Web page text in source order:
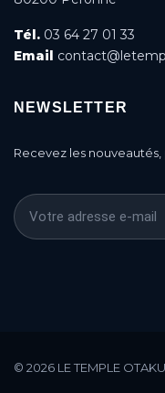
Module manager /
Tél. 03 64 27 01 33
Email
NEWSLETTER
Recevez les
© 2026 LE TEMPLE